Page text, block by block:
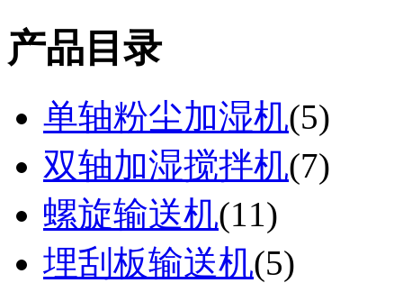
产品目录
单轴粉尘加湿机(5)
双轴加湿搅拌机(7)
螺旋输送机(11)
埋刮板输送机(5)